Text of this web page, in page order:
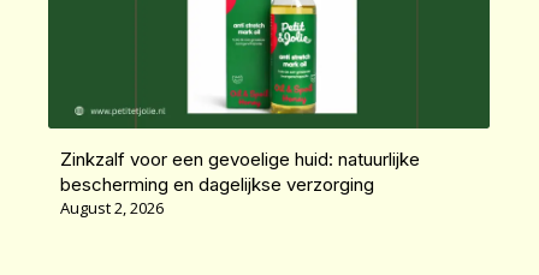
Zinkzalf voor een gevoelige huid: natuurlijke
bescherming en dagelijkse verzorging
August 2, 2026